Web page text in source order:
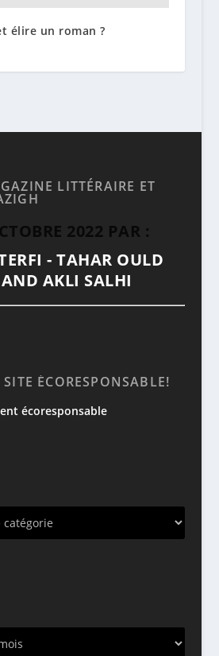
élire un roman ?
LITTÉRAIRE ET
2022 PAR :
- TAHAR OULD
AKLI SALHI
ÉCORESPONSABLE!